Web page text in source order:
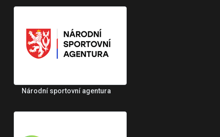
Národní sportovní agentura